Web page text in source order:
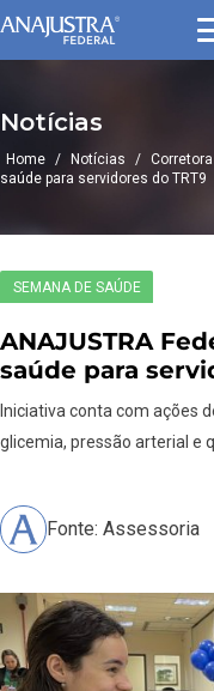
Notícias
Home / Notícias / Corretora
saúde para servidores do TRT9
SEMANA DE SAÚDE
ANAJUSTRA
saúde para
Iniciativa conta com ações
glicemia, pressão arterial e
Fonte: Assessoria